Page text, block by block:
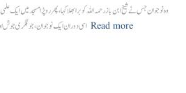
وہ نوجوان جس نے شیخ ابن باز رحمہ اللہ کو برا بھلا کہا، پھر رو پڑا مسجد میں
اسی دوران ایک نوجوان، جو فکری جوش Read more